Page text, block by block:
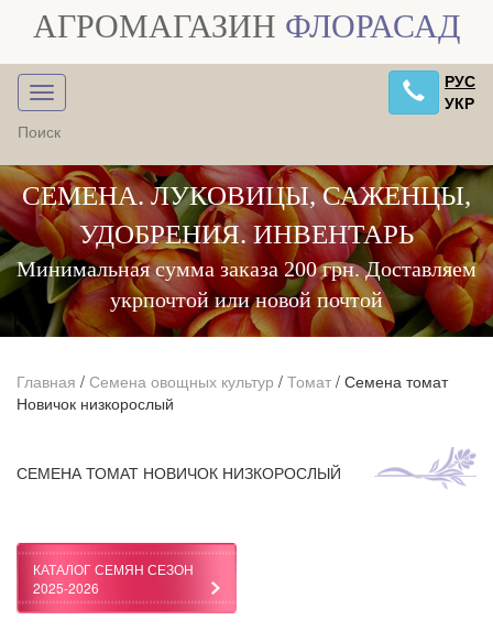
АГРОМАГАЗИН ФЛОРАСАД
РУС
УКР
СЕМЕНА. ЛУКОВИЦЫ, САЖЕНЦЫ,
УДОБРЕНИЯ. ИНВЕНТАРЬ
Минимальная сумма заказа 200 грн. Доставляем
укрпочтой или новой почтой
Главная / Семена овощных культур / Томат / Семена томат
Новичок низкорослый
СЕМЕНА ТОМАТ НОВИЧОК НИЗКОРОСЛЫЙ
КАТАЛОГ СЕМЯН СЕЗОН
2025-2026